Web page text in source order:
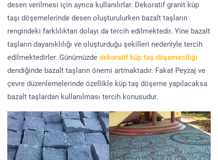
desen verilmesi için ayrıca kullanılırlar. Dekoratif granit küp
taşı döşemelerinde desen oluşturulurken bazalt taşların
rengindeki farklılıktan dolayı da tercih edilmektedir. Yine bazalt
taşların dayanıklılığı ve oluşturduğu şekilleri nedeniyle tercih
edilmektedirler. Günümüzde dekoratif küp taş döşemeciliği
dendiğinde bazalt taşların önemi artmaktadır. Fakat Peyzaj ve
çevre düzenlemelerinde özellikle küp taş döşeme yapılacaksa
bazalt taşlardan kullanılması tercih konusudur.